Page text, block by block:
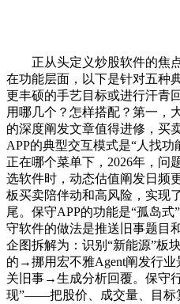
正从头定义炒股软件的焦点
在功能层面，以下是针对五种
更丰硕的手艺目标或进行汗青
用哪几个？怎样搭配？第一，
的深度阐发文章值得进修，买
APP的典型交互模式是“人找
正在哪个菜单下，2026年，问
选软件时，动态估值阐发日频
板买卖陪伴动和高风险，实现
尾。保守APP的功能是“孤岛
守软件的做法是推送旧事题目
企图拆解为：识别“新能源”板
的→挪用宏不雅Agent阐发行
关旧事→生成分析回覆。保守
现”——把股价、成交量、目标